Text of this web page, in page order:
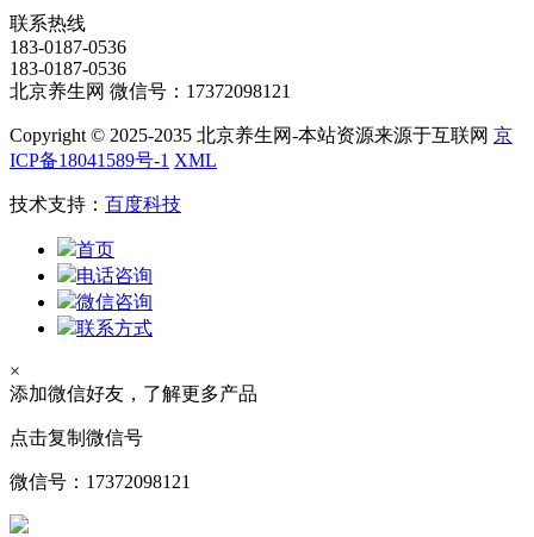
联系热线
183-0187-0536
183-0187-0536
北京养生网 微信号：17372098121
Copyright © 2025-2035 北京养生网-本站资源来源于互联网 京
ICP备18041589号-1 XML
技术支持： 百度科技
首页
电话咨询
微信咨询
联系方式
×
添加微信好友，了解更多产品
点击复制微信号
微信号： 17372098121